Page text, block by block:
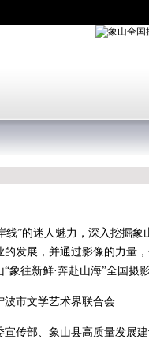
线”的迷人魅力，深入挖掘
发展，并通过影像的力量
往新鲜·奔赴山海”全国摄
波市文学艺术界联合会
宣传部、象山县高质量发展